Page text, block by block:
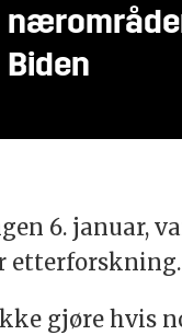
Biden
6. januar,
etterforskning.
gjøre hvis